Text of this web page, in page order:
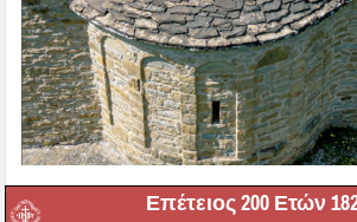
Επέτειος 200 Ετών